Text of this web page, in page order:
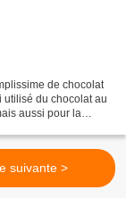
de chocolat
utilisé du chocolat au
aussi pour la
suivante >